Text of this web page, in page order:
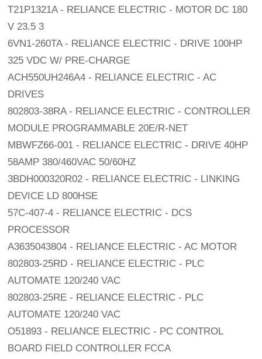
T21P1321A - RELIANCE ELECTRIC - MOTOR DC 180
V 23.5 3
6VN1-260TA - RELIANCE ELECTRIC - DRIVE 100HP
325 VDC W/ PRE-CHARGE
ACH550UH246A4 - RELIANCE ELECTRIC - AC
DRIVES
802803-38RA - RELIANCE ELECTRIC - CONTROLLER
MODULE PROGRAMMABLE 20E/R-NET
MBWFZ66-001 - RELIANCE ELECTRIC - DRIVE 40HP
58AMP 380/460VAC 50/60HZ
3BDH000320R02 - RELIANCE ELECTRIC - LINKING
DEVICE LD 800HSE
57C-407-4 - RELIANCE ELECTRIC - DCS
PROCESSOR
A3635043804 - RELIANCE ELECTRIC - AC MOTOR
802803-25RD - RELIANCE ELECTRIC - PLC
AUTOMATE 120/240 VAC
802803-25RE - RELIANCE ELECTRIC - PLC
AUTOMATE 120/240 VAC
O51893 - RELIANCE ELECTRIC - PC CONTROL
BOARD FIELD CONTROLLER FCCA